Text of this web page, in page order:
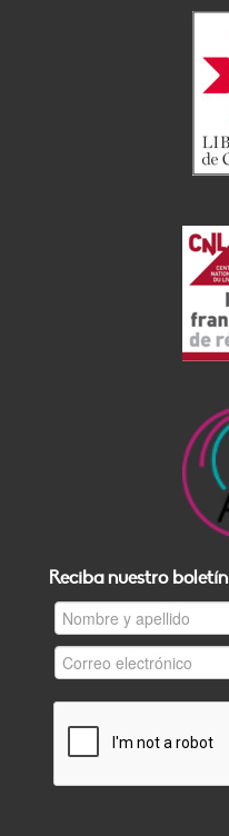
Reciba nuestro boletín